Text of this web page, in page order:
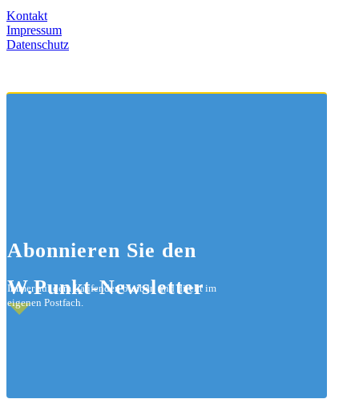
Kontakt
Impressum
Datenschutz
Abonnieren Sie den
W.Punkt-Newsletter
Immer auf dem Laufenden bleiben und direkt im
eigenen Postfach.